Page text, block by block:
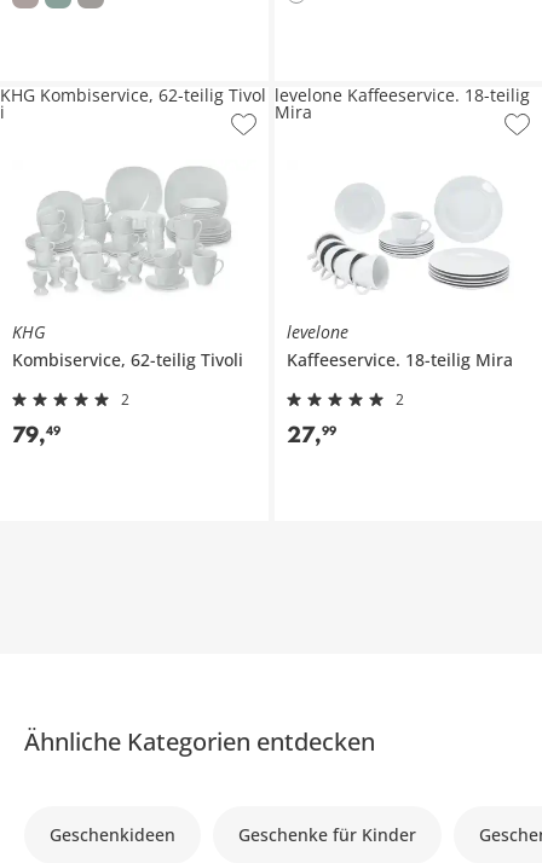
KHG
Kombiservice, 62-teilig Tivoli
2
79,49
KHG Kombiservice, 62-teilig Tivol
i
levelone
Kaffeeservice. 18-teilig Mira
2
27,99
levelone Kaffeeservice. 18-teilig
Mira
Ähnliche Kategorien entdecken
Geschenkideen Geschenke für Kinder